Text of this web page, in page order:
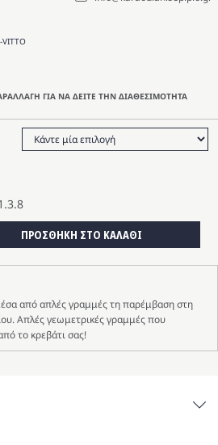
VITTO
ΓΙΑ ΝΑ ΔΕΙΤΕ ΤΗΝ ΔΙΑΘΕΣΙΜΟΤΗΤΑ
ΠΡΟΣΘΗΚΗ ΣΤΟ ΚΑΛΑΘΙ
από απλές γραμμές τη παρέμβαση στη
Απλές γεωμετρικές γραμμές που
το κρεβάτι σας!